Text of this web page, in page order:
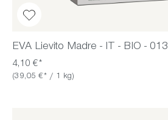
EVA Lievito Madre - IT - BIO - 013
4,10 €*
(39,05 €* / 1 kg)